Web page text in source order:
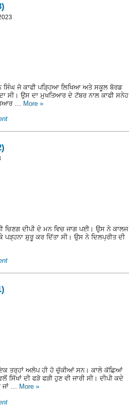
ਸਿੰਘ ਜੋ ਕਾਫੀ ਪੜਿ੍ਹਆ ਲਿਖਿਆ ਅਤੇ ਸਕੂਲ ਬੋਰਡ
ਸੀ। ਉਸ ਦਾ ਮੁਖਤਿਆਰ ਦੇ ਟੱਬਰ ਨਾਲ ਕਾਫੀ ਸਨੇਹ
…
More »
ਚਿਣਗ ਦੀਪੀ ਦੇ ਮਨ ਵਿਚ ਜਾਗ ਪਈ। ਉਸ ਨੇ ਕਾਲਜ
ਪੜ੍ਹਨਾ ਸ਼ੁਰੂ ਕਰ ਦਿੱਤਾ ਸੀ। ਉਸ ਨੇ ਦਿਲਪ੍ਰੀਤ ਦੀ
ਤਰ੍ਹਾਂ ਅਲੋਪ ਹੀ ਹੋ ਚੁੱਕੀਆਂ ਸਨ। ਕਾਲੇ ਕੱਛਿਆਂ
ਦੀ ਫੜੋ ਫੜੀ ਹੁਣ ਵੀ ਜਾਰੀ ਸੀ। ਦੀਪੀ ਕਦੇ
ਜਾਂ … More »